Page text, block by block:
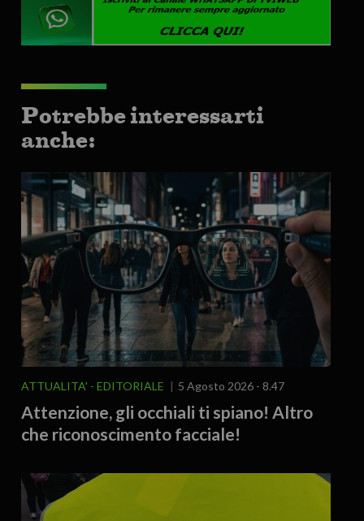
Potrebbe interessarti
anche:
ATTUALITA' EDITORIALE 5 Agosto 2026 - 8.47
Attenzione, gli occhiali ti spiano! Altro
che riconoscimento facciale!